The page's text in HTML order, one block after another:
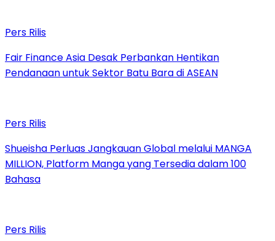
Pers Rilis
Fair Finance Asia Desak Perbankan Hentikan
Pendanaan untuk Sektor Batu Bara di ASEAN
Pers Rilis
Shueisha Perluas Jangkauan Global melalui MANGA
MILLION, Platform Manga yang Tersedia dalam 100
Bahasa
Pers Rilis